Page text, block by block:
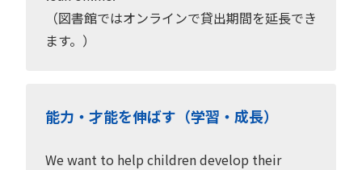
（図書館ではオンラインで貸出期間を延長でき
ます。）
能力・才能を伸ばす（学習・成長）
We want to help children develop their